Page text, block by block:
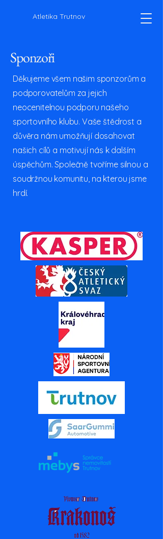
Atletika Trutnov
Sponzoři
Děkujeme všem našim sponzorům a
podporovatelům za jejich
neocenitelnou podporu našeho
sportovního klubu. Vaše štědrost a
důvěra nám umožňují dosahovat
našich cílů a motivují nás k dalším
úspěchům. Společně tvoříme silnou a
soudržnou komunitu, na kterou jsme
hrdí.